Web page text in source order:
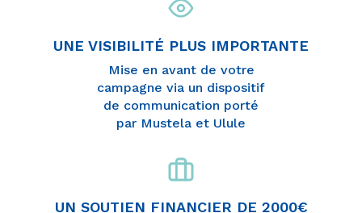
UNE VISIBILITÉ PLUS IMPORTANTE
Mise en avant de votre
campagne via un dispositif
de communication porté
par Mustela et Ulule
UN SOUTIEN FINANCIER DE 2000€